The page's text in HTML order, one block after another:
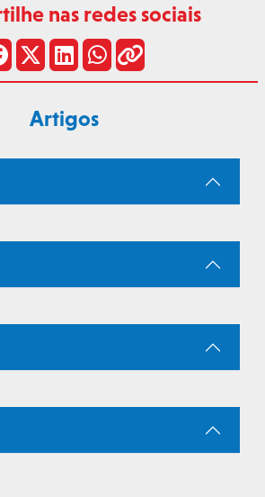
nas redes sociais
Artigos